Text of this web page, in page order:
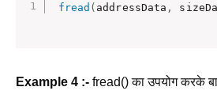
fread ( addressData ,
Example 4 :- fread() का उपयोग करके